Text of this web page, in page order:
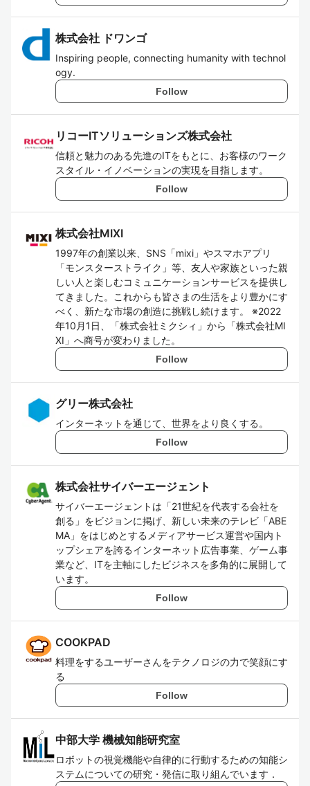
株式会社 ドワンゴ
Inspiring people, connecting humanity with technol
ogy.
Follow
リコーITソリューションズ株式会社
信頼と魅力のある先進のITをもとに、お客様のワーク
スタイル・イノベーションの実現を目指します。
Follow
株式会社MIXI
1997年の創業以来、SNS「mixi」やスマホアプリ
「モンスターストライク」等、友人や家族といった親
しい人と楽しむコミュニケーションサービスを提供し
てきました。これからも皆さまの生活をより豊かにす
べく、新たな市場の創造に挑戦し続けます。 ※2022
年10月1日、「株式会社ミクシィ」から「株式会社MI
XI」へ商号が変わりました。
Follow
グリー株式会社
インターネットを通じて、世界をより良くする。
Follow
株式会社サイバーエージェント
サイバーエージェントは「21世紀を代表する会社を
創る」をビジョンに掲げ、新しい未来のテレビ「ABE
MA」をはじめとするメディアサービス運営や国内ト
ップシェアを誇るインターネット広告事業、ゲーム事
業など、ITを主軸にしたビジネスを多角的に展開して
います。
Follow
COOKPAD
料理をするユーザーさんをテクノロジの力で笑顔にす
る
Follow
中部大学 機械知能研究室
ロボットの視覚機能や自律的に行動するための知能シ
ステムについての研究・発信に取り組んでいます．